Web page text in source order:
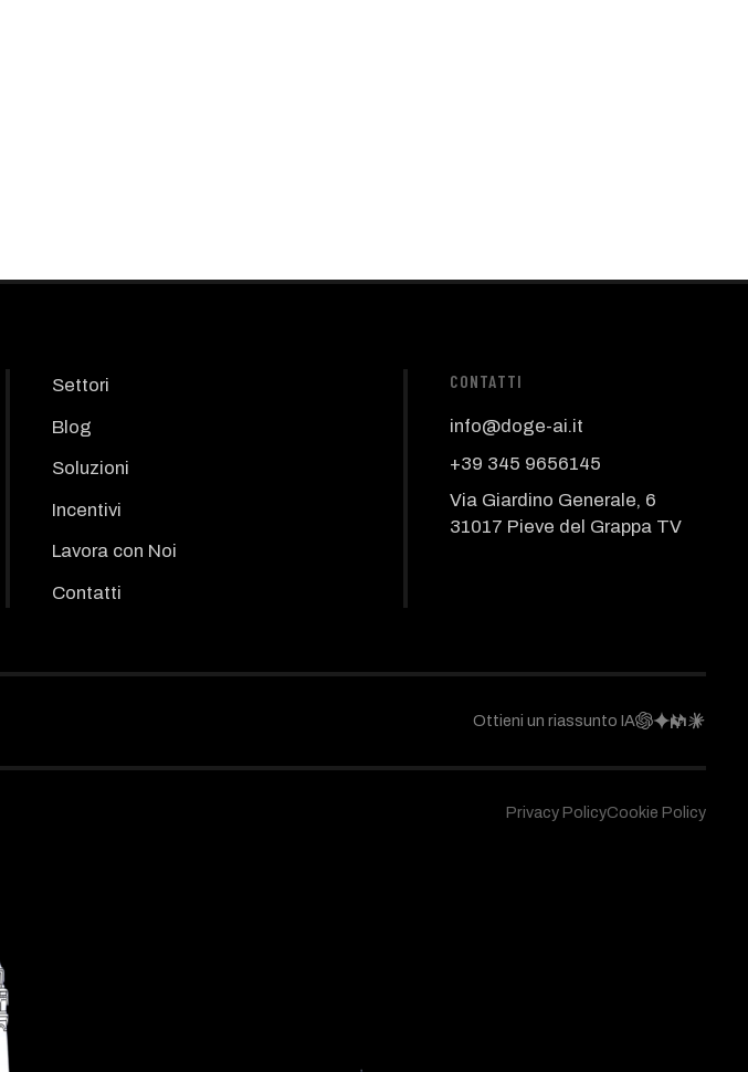
Settori
Blog
Soluzioni
Incentivi
Lavora con Noi
Contatti
CONTATTI
info@doge-ai.it
+39 345 9656145
Via Giardino Generale, 6
31017 Pieve del Grappa TV
Ottieni un riassunto IA
Privacy PolicyCookie Policy